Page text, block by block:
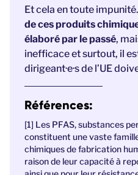
Et cela en toute impunité.
de ces produits
élaboré par le passé,
inefficace et surtout, il
dirigeant·e·s de l’UE
Références:
[1] Les PFAS, substances
constituent une vaste
chimiques de fabrication
raison de leur capacité à